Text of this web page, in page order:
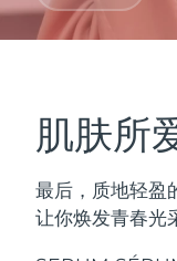
肌肤所
最后，质地轻盈
让你焕发青春光
红光疗法
面部清洁
奥地利
比利时